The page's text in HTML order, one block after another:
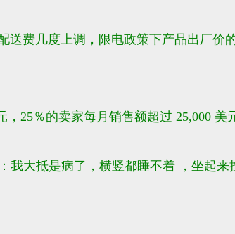
费几度上调，限电政策下产品出厂价
25％的卖家每月销售额超过 25,000 美
大抵是病了，横竖都睡不着 ，坐起